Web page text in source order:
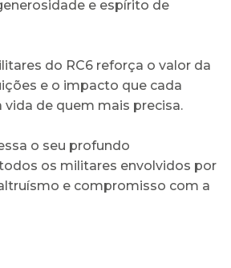
e espírito de
do RC6 reforça o valor da
e o impacto que cada
de quem mais precisa.
o seu profundo
os militares envolvidos por
e compromisso com a